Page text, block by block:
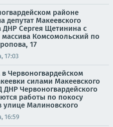
районе
депутат Макеевского
ДНР Сергея Щетинина с
Комсомольский по
17
17:03
в Червоногвардейском
силами Макеевского
Червоногвардейского
работы по покосу
улице Малиновского
16:59